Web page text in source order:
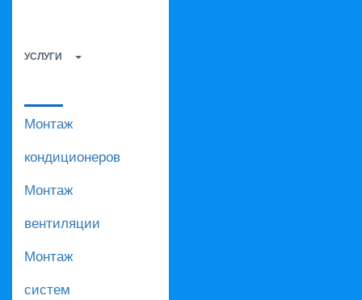
УСЛУГИ
Монтаж
кондиционеров
Монтаж
вентиляции
Монтаж
систем